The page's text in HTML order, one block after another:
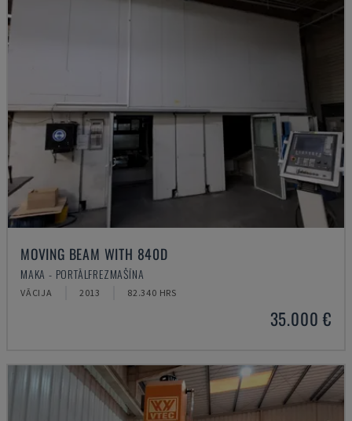
MOVING BEAM WITH 840D
MAKA - PORTĀLFREZMAŠĪNA
VĀCIJA 2013 82.340 HRS
35.000 €